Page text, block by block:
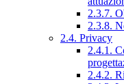
2.3.7.
2.3.8.
2.4. Privacy
2.4.1.
2.4.2.